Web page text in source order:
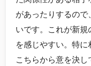
があったりするの
いです。これが新
を感じやすい。特に
こちらから意を決